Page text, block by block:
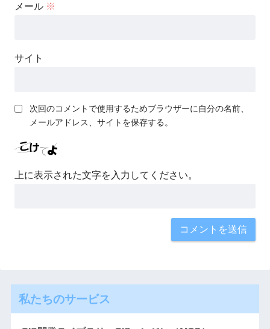
メール ※
サイト
次回のコメントで使用するためブラウザーに自分の名前、
メールアドレス、サイトを保存する。
上に表示された文字を入力してください。
私たちのサービス